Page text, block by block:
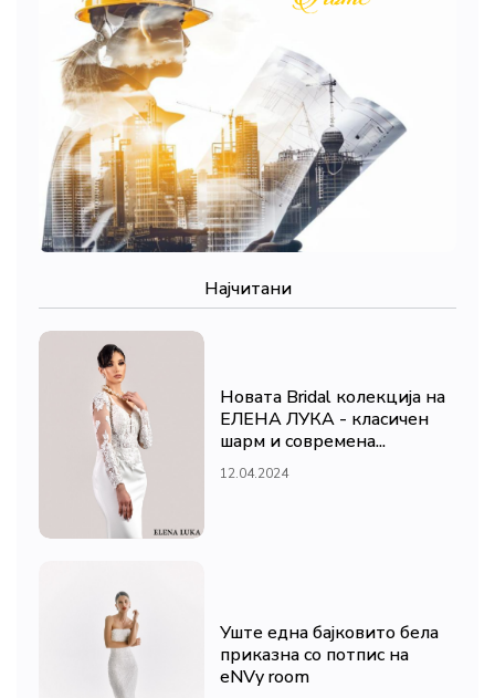
Најчитани
Новата Bridal колекција на
ЕЛЕНА ЛУКА - класичен
шарм и современа...
12.04.2024
Уште една бајковито бела
приказна со потпис на
eNVy room